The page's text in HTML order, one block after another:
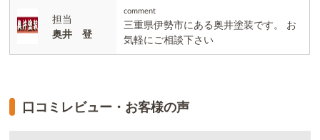
担当
奥井 登
comment
三重県伊勢市にある奥井塗装です。 お
気軽にご相談下さい
口コミレビュー・お客様の声